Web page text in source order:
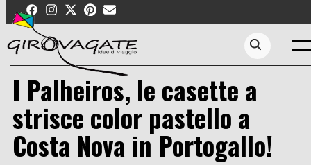
content
Search...
I Palheiros, le casette a
strisce color pastello a
Costa Nova in Portogallo!